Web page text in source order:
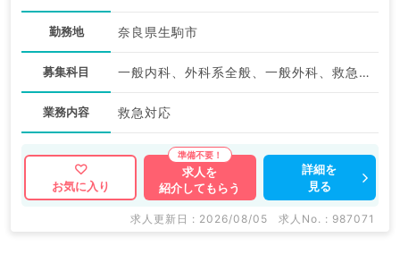
勤務地 奈良県生駒市
募集科目 一般内科、外科系全般、一般外科、救急科・ＩＣＵ
業務内容 救急対応
お気に入り
求人を
紹介してもらう
詳細を
見る
求人更新日 : 2026/08/05 求人No. : 987071